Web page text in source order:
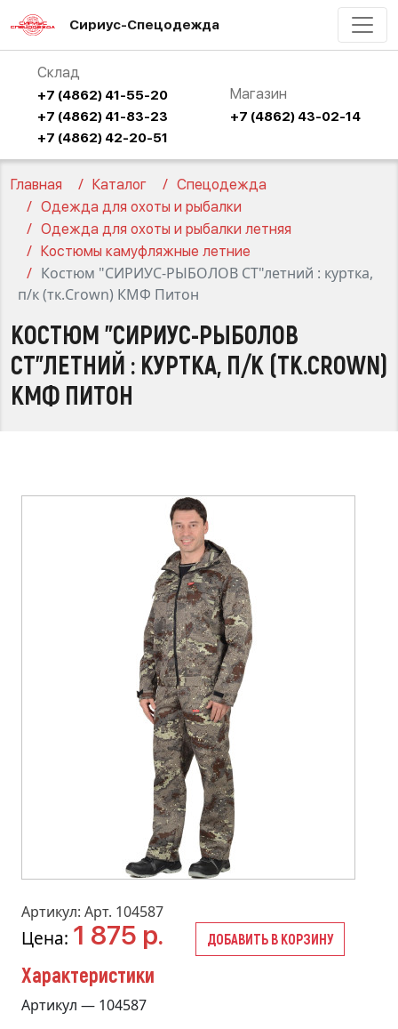
Сириус-Спецодежда
Склад
+7 (4862) 41-55-20
+7 (4862) 41-83-23
+7 (4862) 42-20-51
Магазин
+7 (4862) 43-02-14
Главная Каталог
Спецодежда
Одежда для охоты и рыбалки
Одежда для охоты и рыбалки летняя
Костюмы камуфляжные летние
Костюм "СИРИУС-РЫБОЛОВ СТ"летний : куртка,
п/к (тк.Crown) КМФ Питон
КОСТЮМ "СИРИУС-РЫБОЛОВ
СТ"ЛЕТНИЙ : КУРТКА, П/К (ТК.CROWN)
КМФ ПИТОН
Артикул: Арт. 104587
Цена: 1 875 р. ДОБАВИТЬ В КОРЗИНУ
Характеристики
Артикул — 104587